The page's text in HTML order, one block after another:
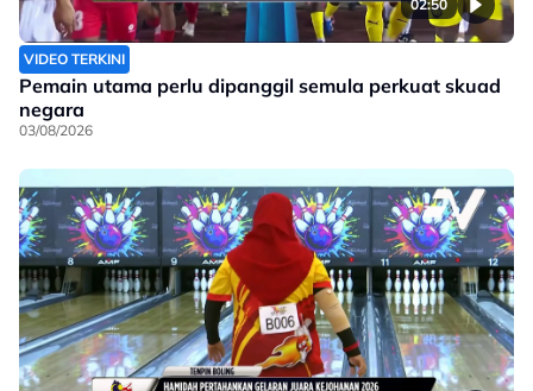
02:50
VIDEO TERKINI
Pemain utama perlu dipanggil semula perkuat skuad
negara
03/08/2026